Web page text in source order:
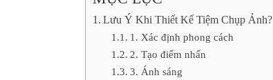
Lưu Ý Khi Thiết Kế Tiệm Chụp Ảnh?
1. Xác định phong cách
2. Tạo điểm nhấn
3. Ánh sáng